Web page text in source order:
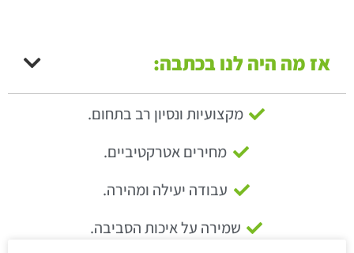
אז מה היה לנו בכתבה:
מקצועיות ונסיון רב בתחום.
מחירים אטרקטיביים.
עבודה יעילה ומהירה.
שמירה על איכות הסביבה.